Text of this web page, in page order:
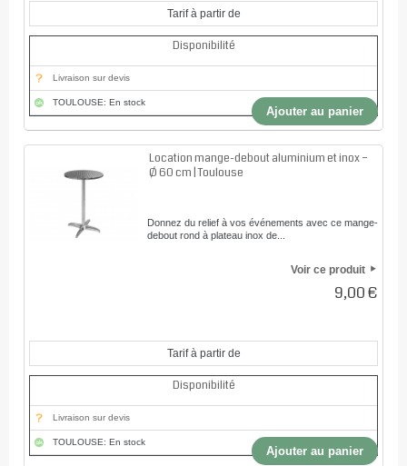
Tarif à partir de
Disponibilité
Livraison sur devis
TOULOUSE: En stock
Ajouter au panier
Location mange-debout aluminium et inox –
Ø 60 cm | Toulouse
Donnez du relief à vos événements avec ce mange-
debout rond à plateau inox de...
Voir ce produit
9,00 €
Tarif à partir de
Disponibilité
Livraison sur devis
TOULOUSE: En stock
Ajouter au panier